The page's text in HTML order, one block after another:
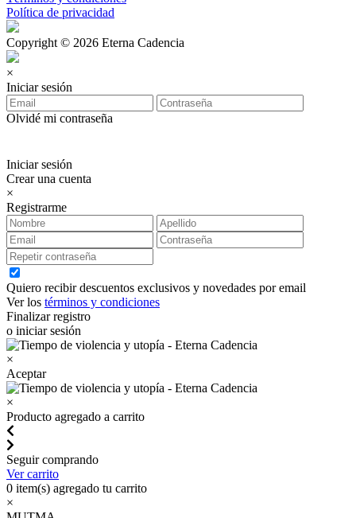
Política de privacidad
Copyright © 2026 Eterna Cadencia
×
Iniciar sesión
Olvidé mi contraseña
Iniciar sesión
Crear una cuenta
×
Registrarme
Quiero recibir descuentos exclusivos y novedades por email
Ver los términos y condiciones
Finalizar registro
o iniciar sesión
×
Aceptar
×
Producto agregado a carrito
Seguir comprando
Ver carrito
0 item(s) agregado tu carrito
×